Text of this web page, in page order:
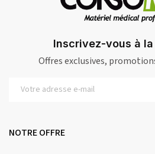
Inscrivez-vous à
Offres exclusives,
NOTRE OFFRE